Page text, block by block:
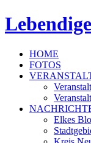
HOME
FOTOS
Elkes